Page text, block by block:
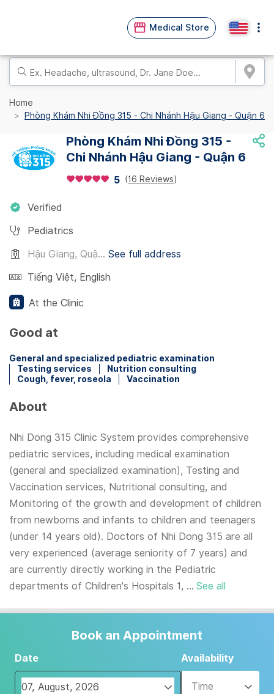
Medical Store
Home
Phòng Khám Nhi Đồng 315 - Chi Nhánh Hậu Giang - Quận 6
Phòng Khám Nhi Đồng 315 -
Chi Nhánh Hậu Giang - Quận 6
5 (16 Reviews)
Verified
Pediatrics
Hậu Giang, Quậ... See full address
Tiếng Việt, English
At the Clinic
Good at
General and specialized pediatric examination
Testing services
Nutrition consulting
Cough, fever, roseola
Vaccination
About
Nhi Dong 315 Clinic System provides comprehensive
pediatric services, including medical examination
(general and specialized examination), Testing and
Vaccination services, Nutritional consulting, and
Monitoring of the growth and development of children
from newborns and infants to children and teenagers
(under 14 years old). Doctors of Nhi Dong 315 are all
very experienced (average seniority of 7 years) and
are currently directly working in the Pediatric
departments of Children's Hospitals 1, ... See all
Book an Appointment
Date Availability
Time